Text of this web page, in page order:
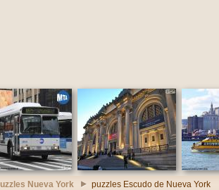
Nueva York puzzles Escudo de Nueva York